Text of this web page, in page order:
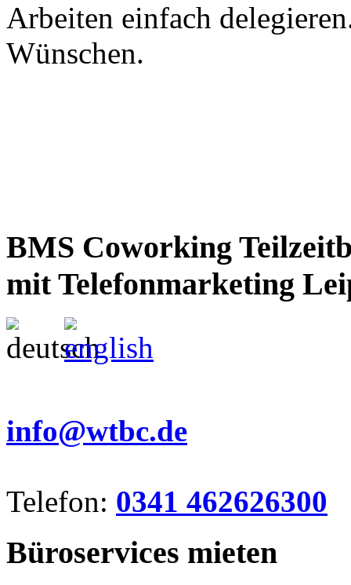
Arbeiten einfach
Wünschen.
BMS Coworking
mit Telefonmarketing
info@wtbc.de
Telefon: 0341 462626300
Büroservices mieten